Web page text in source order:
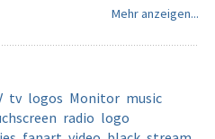
Mehr anzeigen...
tv logos Monitor music
radio logo